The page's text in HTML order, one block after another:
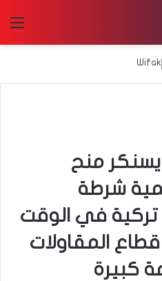
منح
شرطة
تركية في الوقت
المقاولات
كبيرة